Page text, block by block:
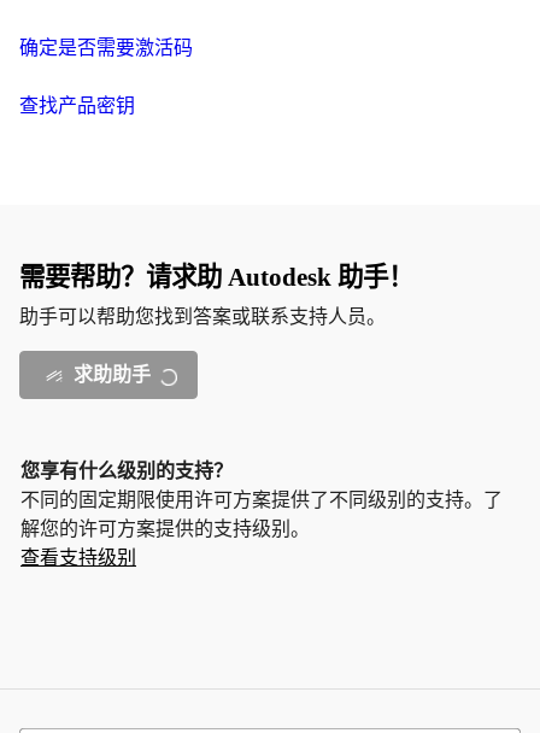
确定是否需要激活码
查找产品密钥
需要帮助？请求助 Autodesk 助手！
助手可以帮助您找到答案或联系支持人员。
求助助手
您享有什么级别的支持？
不同的固定期限使用许可方案提供了不同级别的支持。了
解您的许可方案提供的支持级别。
查看支持级别